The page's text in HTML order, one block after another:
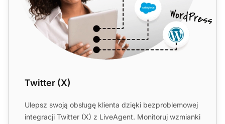
Twitter (X)
Ulepsz swoją obsługę klienta dzięki bezproblemowej
integracji Twitter (X) z LiveAgent. Monitoruj wzmianki